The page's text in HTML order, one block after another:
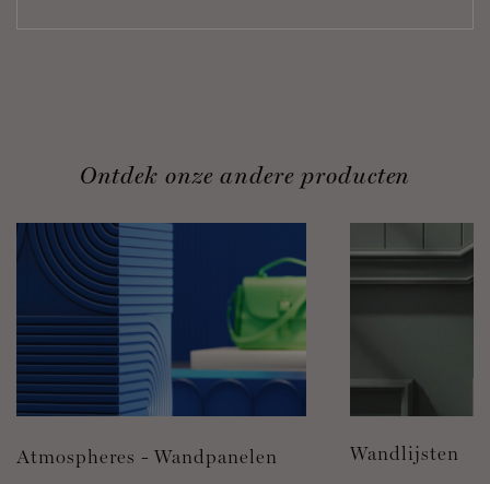
Ontdek onze andere producten
Atmospheres - Wandpanelen Wandlijsten